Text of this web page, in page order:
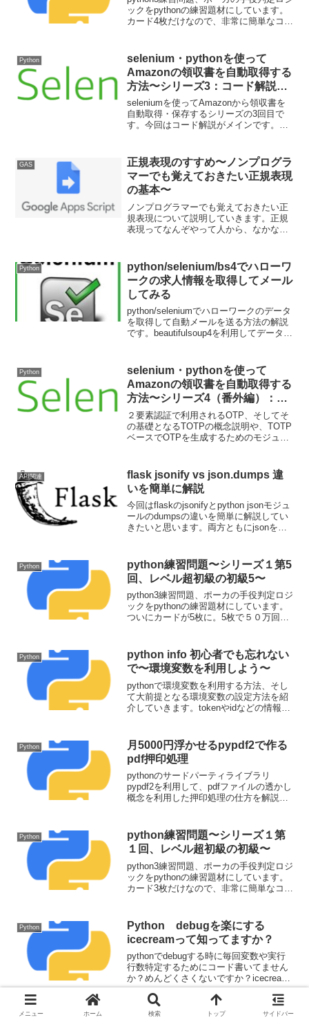
ックをpythonの練習題材にしています。
カード4枚だけなので、非常に簡単なコー
Python
selenium・pythonを使って
Amazonの領収書を自動取得する
方法〜シリーズ3：コード解説
(kioskオプション,保存ディレクト
リの指定, actionChains)〜
seleniumを使ってAmazonから領収書を
自動取得・保存するシリーズの3回目で
す。今回はコード解説がメインです。
きます。
GAS
正規表現のすすめ〜ノンプログラ
マーでも覚えておきたい正規表現
の基本〜
ノンプログラマーでも覚えておきたい正
規表現について説明していきます。正規
表現ってなんぞやって人から、なかなか
たせられる正規表現は是非習得していき
たい基礎知識だと思います。
Python
python/selenium/bs4でハローワ
ークの求人情報を取得してメール
してみる
python/seleniumでハローワークのデータ
を取得して自動メールを送る方法の解説
です。beautifulsoup4を利用してデータ解
Python
selenium・pythonを使って
Amazonの領収書を自動取得する
方法〜シリーズ4（番外編）：
OTPについての理解を深める〜
２要素認証で利用されるOTP、そしてそ
の基礎となるTOTPの概念説明や、TOTP
ベースでOTPを生成するためのモジュー
が、OTPの裏側で動いている技術的なも
のを少しだけ触れていきましょう。
API関連
flask jsonify vs json.dumps 違
いを簡単に解説
今回はflaskのjsonifyとpython jsonモジュ
ールのdumpsの違いを簡単に解説してい
きたいと思います。両方ともにjsonを作
Python
python練習問題〜シリーズ１第5
回、レベル超初級の初級5〜
python3練習問題、ポーカの手役判定ロジ
ックをpythonの練習題材にしています。
ついにカードが5枚に。5枚で５０万回施
Python
python info 初心者でも忘れない
で〜環境変数を利用しよう〜
pythonで環境変数を利用する方法、そし
て大前提となる環境変数の設定方法を紹
介していきます。tokenやidなどの情報を
数を利用すべきなのかも含めて説明して
います。
Python
月5000円浮かせるpypdf2で作る
pdf押印処理
pythonのサードパーティライブラリ
pypdf2を利用して、pdfファイルの透かし
概念を利用した押印処理の仕方を解説し
実装できるケースとして紹介させていた
だきます。
Python
python練習問題〜シリーズ１第
１回、レベル超初級の初級〜
python3練習問題、ポーカの手役判定ロジ
ックをpythonの練習題材にしています。
カード3枚だけなので、非常に簡単なコー
となります。
Python
Python debugを楽にする
icecreamって知ってますか？
pythonでdebugする時に毎回変数や実行
行数特定するためにコード書いてません
か？めんどくさくないですか？icecream
という美味しいライブラリがあったので
紹介します。みんなで美味しくいただき
ませんか？
Python python超初級を脱出したい！
メニュー ホーム 検索 トップ サイドバー